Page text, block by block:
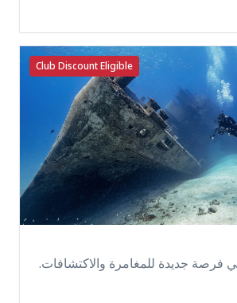
Club Discount Eligible
جديدة للمغامرة والاكتشافات.